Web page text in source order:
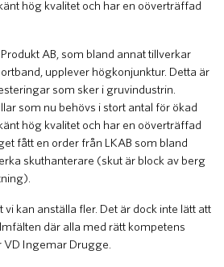
hög kvalitet och har en oöverträffad
AB, som bland annat tillverkar
upplever högkonjunktur. Detta är
som sker i gruvindustrin.
som nu behövs i stort antal för ökad
hög kvalitet och har en oöverträffad
fått en order från LKAB som bland
skuthanterare (skut är block av berg
kan anställa fler. Det är dock inte lätt att
där alla med rätt kompetens
Ingemar Drugge.